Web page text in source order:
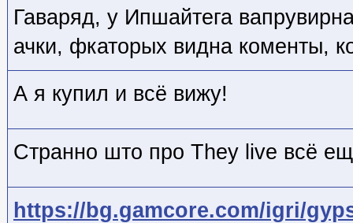
Гаваряд, у Ипшайтега
ачки, фкаторых видна коменты,
А я купил и всё вижу!
Странно што про They live всё
https://bg.gamcore.com/igri/